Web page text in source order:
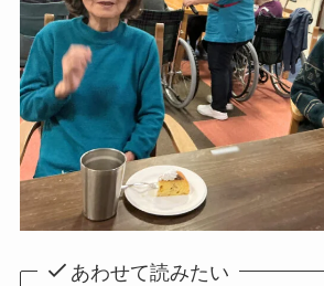
あわせて読みたい